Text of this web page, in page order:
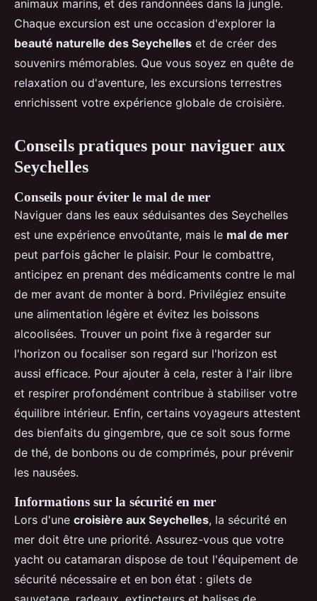
animaux marins, et des randonnées dans la jungle.
Chaque excursion est une occasion d'explorer la
beauté naturelle des Seychelles et de créer des
souvenirs mémorables. Que vous soyez en quête de
relaxation ou d'aventure, les excursions terrestres
enrichissent votre expérience globale de croisière.
Conseils pratiques pour naviguer aux
Seychelles
Conseils pour éviter le mal de mer
Naviguer dans les eaux séduisantes des Seychelles
est une expérience envoûtante, mais le mal de mer
peut parfois gâcher le plaisir. Pour le combattre,
anticipez en prenant des médicaments contre le mal
de mer avant de monter à bord. Privilégiez ensuite
une alimentation légère et évitez les boissons
alcoolisées. Trouver un point fixe à regarder sur
l'horizon ou focaliser son regard sur l'horizon est
aussi efficace. Pour ajouter à cela, rester à l'air libre
et respirer profondément contribue à stabiliser votre
équilibre intérieur. Enfin, certains voyageurs attestent
des bienfaits du gingembre, que ce soit sous forme
de thé, de bonbons ou de comprimés, pour prévenir
les nausées.
Informations sur la sécurité en mer
Lors d'une croisière aux Seychelles, la sécurité en
mer doit être une priorité. Assurez-vous que votre
yacht ou catamaran dispose de tout l'équipement de
sécurité nécessaire et en bon état : gilets de